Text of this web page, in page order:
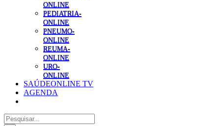
ONLINE
PEDIATRIA-
ONLINE
PNEUMO-
ONLINE
REUMA-
ONLINE
URO-
ONLINE
SAÚDEONLINE TV
AGENDA
Pesquisar